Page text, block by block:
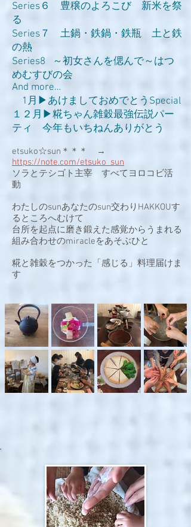
Series６ 豊穣のよろこび 新米を祭
る
Series７ 土鍋・鉄鍋・鉄瓶 土と鉄
の熱
Series8 ～初女さんを偲んで～はつ
めむすびの会
And more…
1月▶あけましておめでとうSpecial
１２月▶糀ちゃん雑穀最強伝説パー
ティ 今年もいちねんありがとう
etsuko☆sun＊＊＊ →
https://note.com/etsuko_sun
ソラとテシゴト主宰 すべてヨロコビ活
動
わたしのsunあなたのsun交わりHAKKOUす
るところへむけて
台所を起点に磨き鍛えた感覚からうまれる
組み合わせのmiracleをあそぶひと
糀と雑穀をつかった「感じる」料理届けま
す